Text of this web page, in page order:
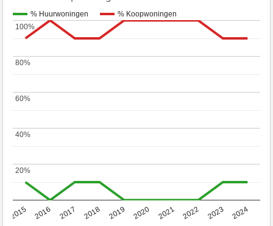
% Huurwoningen % Koopwoningen
2015 2016 2017 2018 2019 2020 2021 2022 2023 2024
20%
20%
40%
40%
60%
60%
80%
80%
100%
100%